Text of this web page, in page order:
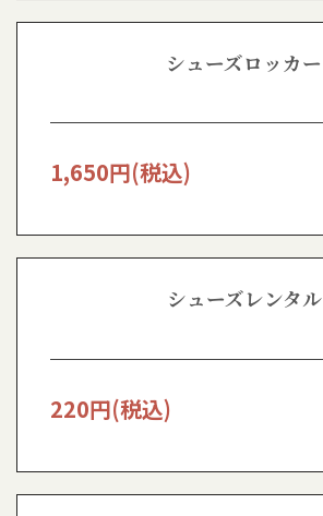
シューズロッカー
1,650円(税込)
シューズレンタル
220円(税込)